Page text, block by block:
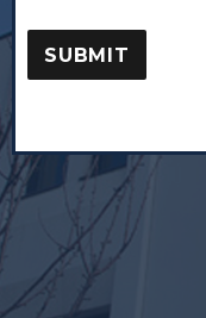
SUBMIT